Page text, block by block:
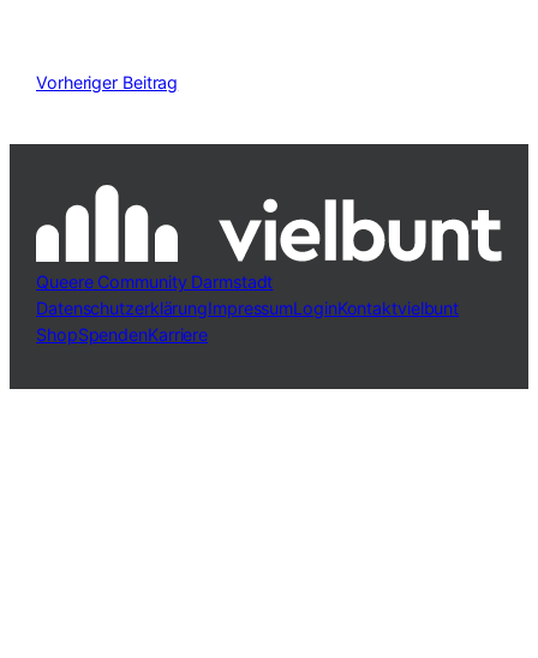
Vorheriger Beitrag
Queere Community Darmstadt
DatenschutzerklärungImpressumLoginKontaktvielbunt
ShopSpendenKarriere